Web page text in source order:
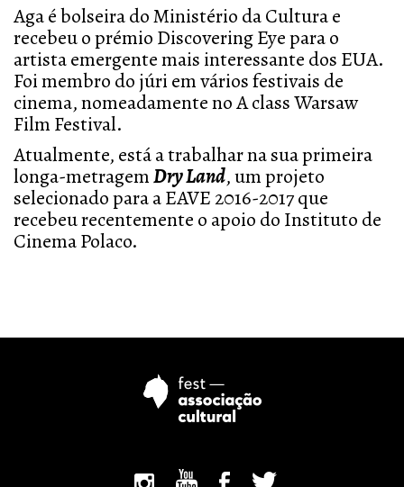
Aga é bolseira do Ministério da Cultura e
recebeu o prémio Discovering Eye para o
artista emergente mais interessante dos EUA.
Foi membro do júri em vários festivais de
cinema, nomeadamente no A class Warsaw
Film Festival.
Atualmente, está a trabalhar na sua primeira
longa-metragemDry Land, um projeto
selecionado para a EAVE 2016-2017 que
recebeu recentemente o apoio do Instituto de
Cinema Polaco.